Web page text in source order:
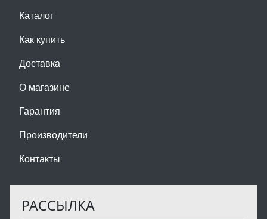
Каталог
Как купить
Доставка
О магазине
Гарантия
Производители
Контакты
РАССЫЛКА